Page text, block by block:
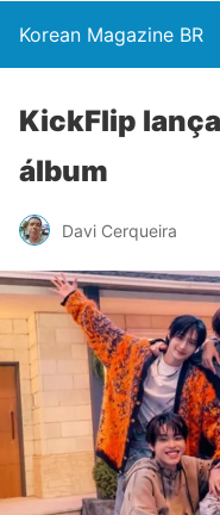
Korean Magazine BR
KickFlip
álbum
Davi Cerqueira